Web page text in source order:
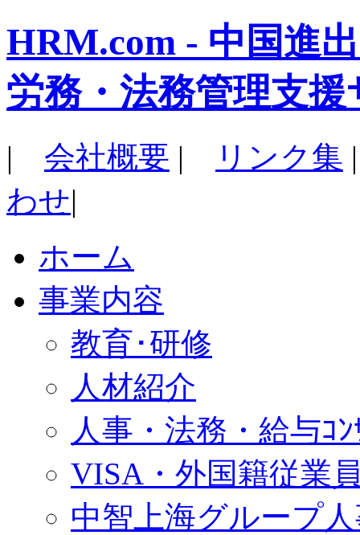
HRM.com - 中国進
労務・法務管理支援
| 会社概要 | リンク集
わせ|
ホーム
事業内容
教育･研修
人材紹介
人事・法務・給与ｺﾝ
VISA・外国籍従業
中智上海グループ